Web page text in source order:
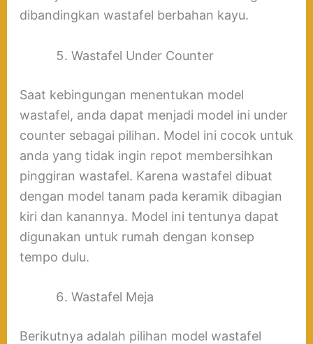
dibandingkan wastafel berbahan kayu.
Wastafel Under Counter
Saat kebingungan menentukan model
wastafel, anda dapat menjadi model ini under
counter sebagai pilihan. Model ini cocok untuk
anda yang tidak ingin repot membersihkan
pinggiran wastafel. Karena wastafel dibuat
dengan model tanam pada keramik dibagian
kiri dan kanannya. Model ini tentunya dapat
digunakan untuk rumah dengan konsep
tempo dulu.
Wastafel Meja
Berikutnya adalah pilihan model wastafel